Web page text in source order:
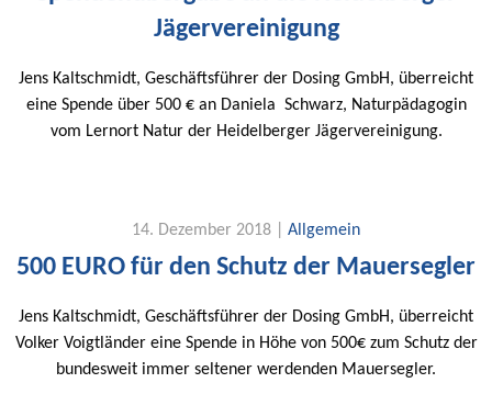
Jägervereinigung
Jens Kaltschmidt, Geschäftsführer der Dosing GmbH, überreicht
eine Spende über 500 € an Daniela Schwarz, Naturpädagogin
vom Lernort Natur der Heidelberger Jägervereinigung.
14. Dezember 2018 | Allgemein
500 EURO für den Schutz der Mauersegler
Jens Kaltschmidt, Geschäftsführer der Dosing GmbH, überreicht
Volker Voigtländer eine Spende in Höhe von 500€ zum Schutz der
bundesweit immer seltener werdenden Mauersegler.